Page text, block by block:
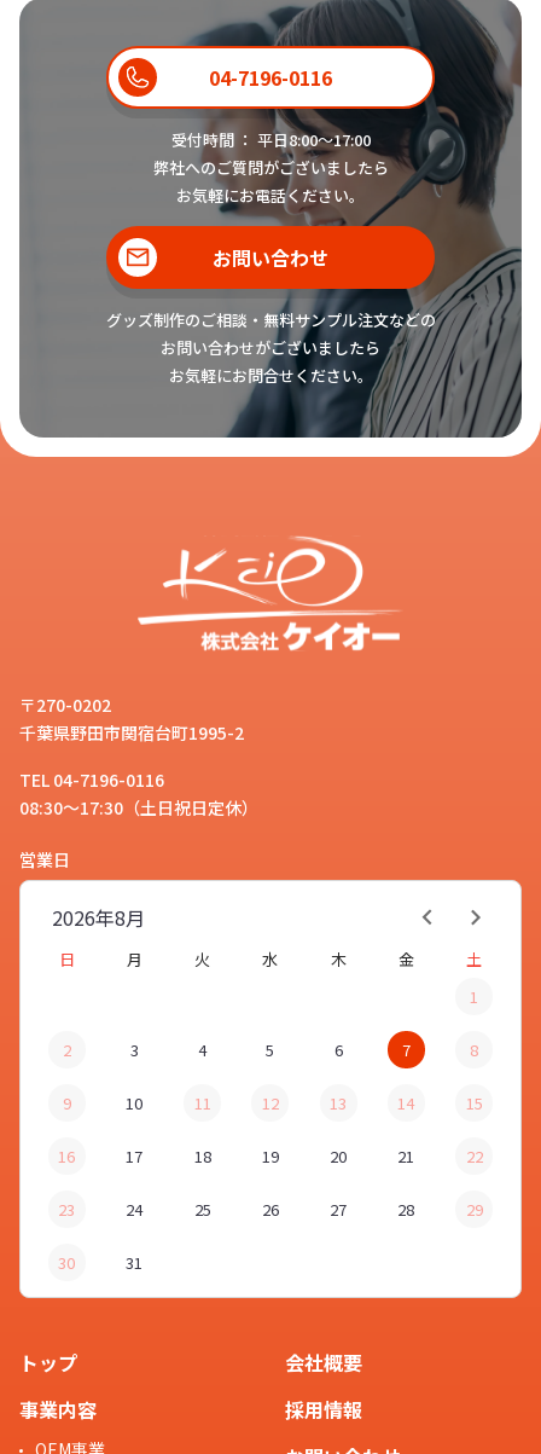
04-7196-0116
受付時間 ： 平日8:00〜17:00
弊社へのご質問がございましたら
お気軽にお電話ください。
お問い合わせ
グッズ制作のご相談・無料サンプル注文などの
お問い合わせがございましたら
お気軽にお問合せください。
〒270-0202
千葉県野田市関宿台町1995-2
TEL 04-7196-0116
08:30～17:30（土日祝日定休）
営業日
8月
2026年
日 月 火 水 木 金
土
1
2 3 4 5 6 7 8
9 10 11 12 13 14 15
16 17 18 19 20 21 22
23 24 25 26 27 28 29
30 31
トップ
事業内容
OEM事業
会社概要
採用情報